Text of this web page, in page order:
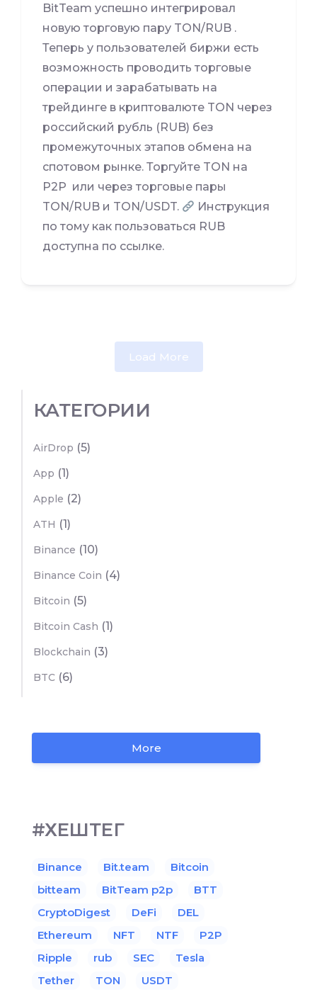
BitTeam успешно интегрировал
новую торговую пару TON/RUB .
Теперь у пользователей биржи есть
возможность проводить торговые
операции и зарабатывать на
трейдинге в криптовалюте TON через
российский рубль (RUB) без
промежуточных этапов обмена на
спотовом рынке. Торгуйте TON на
P2P или через торговые пары
TON/RUB и TON/USDT.
Инструкция
по тому как пользоваться RUB
доступна по ссылке.
Load More
КАТЕГОРИИ
AirDrop (5)
App (1)
Apple (2)
ATH (1)
Binance (10)
Binance Coin (4)
Bitcoin (5)
Bitcoin Cash (1)
Blockchain (3)
BTC (6)
More
#ХЕШТЕГ
Binance Bit.team
Bitcoin
bitteam
BitTeam p2p
BTT
CryptoDigest
DeFi
DEL
Ethereum
NFT NTF
P2P
Ripple
rub SEC
Tesla
Tether
TON
USDT